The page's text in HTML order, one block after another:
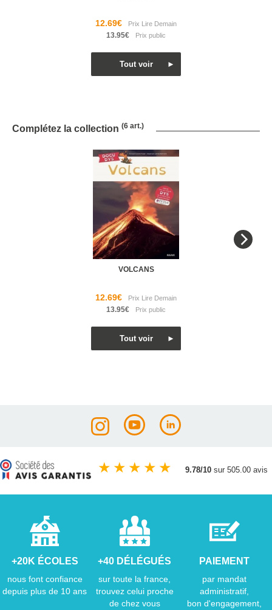
12.69€
13.95€
Complétez la collection (6 art.)
VOLCANS
12.69€
13.95€
★ ★ ★ ★ ★ 9.78/10 sur 505.00 avis
+20K ÉCOLES
nous font confiance
depuis plus de 10 ans
+40 DÉLÉGUÉS
sur toute la france,
trouvez celui proche
de chez vous
PAIEMENT
par mandat
administratif,
bon d'engagement,